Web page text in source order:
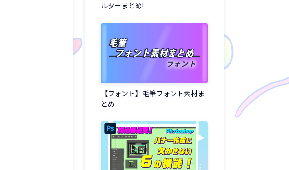
ルターまとめ!
【フォント】毛筆フォント素材ま
とめ